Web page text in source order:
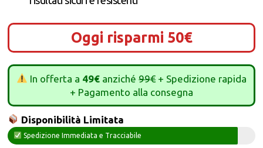
Oggi risparmi 50€
In offerta a 49€ anziché99€+ Spedizione rapida
+ Pagamento alla consegna
Disponibilità Limitata
Spedizione Immediata e Tracciabile